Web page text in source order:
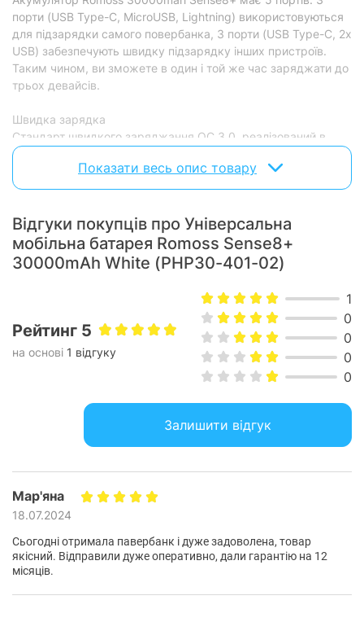
порти (USB Type-C, MicroUSB, Lightning) використовуються
для підзарядки самого повербанка, 3 порти (USB Type-C, 2х
USB) забезпечують швидку підзарядку інших пристроїв.
Таким чином, ви зможете в один і той же час заряджати до
трьох девайсів.
Швидка зарядка
Стандарт швидкого заряджання QC 3.0, реалізований в
акумуляторі, заряджає до 4 разів швидше в порівнянні зі
звичайною зарядкою і на 12% швидше за стандарт QC 2.0.
Технологія Power Delivery, яку також підтримує Romoss
заряджання смартфонів починаючи з iPhone 8 і закінчуючи
пізнішими моделями. Слід врахувати, що при одночасному
зарядженні кількох пристроїв технологія швидкого
заряджання не працює, і підзарядка відбувається зі
Безпека на всіх рівнях
10-рівневий інтелектуальний захист захищає від
перевантаження по силі струму, перезаряду, перегріву,
перевантаження, різних перенапруг, коротких замикань та
не тільки швидке, але й безпечне поповнення заряду.
Показати весь опис товару
Відгуки покупців про Універсальна
мобільна батарея Romoss Sense8+
30000mAh White (PHP30-401-02)
Рейтинг 5
на основі 1 відгуку
1
0
0
0
0
Залишити відгук
Мар'яна
18.07.2024
Сьогодні отримала павербанк і дуже задоволена, товар
якісний. Відправили дуже оперативно, дали гарантію на 12
місяців.